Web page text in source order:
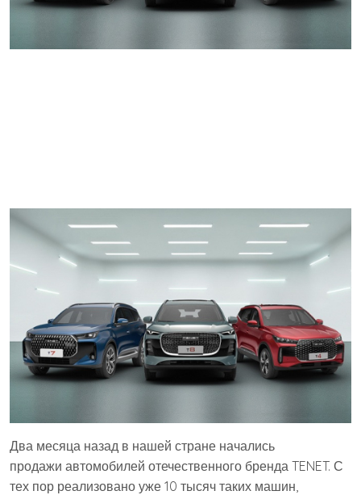
Два месяца назад в нашей стране начались
продажи автомобилей отечественного бренда TENET. С
тех пор реализовано уже 10 тысяч таких машин,